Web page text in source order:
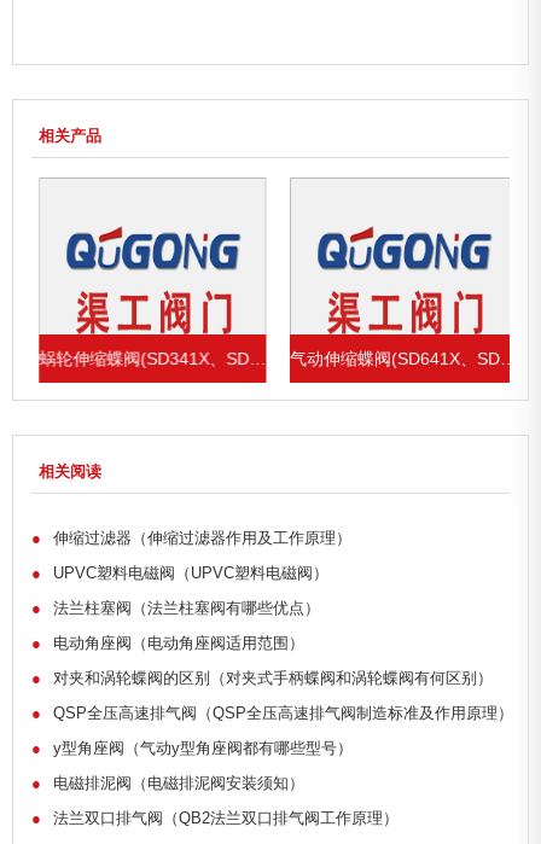
相关产品
蜗轮伸缩蝶阀(SD341X、SD343H) 气动伸缩蝶阀(SD641X、SD643H)
相关阅读
●
伸缩过滤器（伸缩过滤器作用及工作原理）
●
UPVC塑料电磁阀（UPVC塑料电磁阀）
●
法兰柱塞阀（法兰柱塞阀有哪些优点）
●
电动角座阀（电动角座阀适用范围）
●
对夹和涡轮蝶阀的区别（对夹式手柄蝶阀和涡轮蝶阀有何区别）
●
QSP全压高速排气阀（QSP全压高速排气阀制造标准及作用原理）
●
y型角座阀（气动y型角座阀都有哪些型号）
●
电磁排泥阀（电磁排泥阀安装须知）
●
法兰双口排气阀（QB2法兰双口排气阀工作原理）